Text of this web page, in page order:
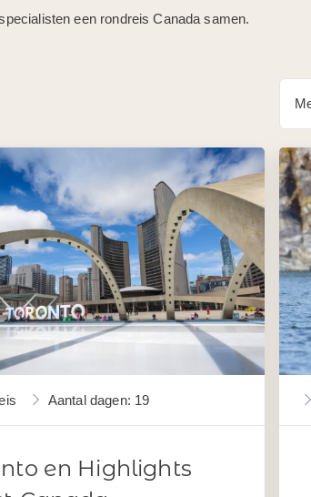
een rondreis Canada samen.
Aantal dagen: 19
en Highlights